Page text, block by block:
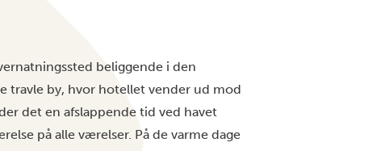
beliggende i den
travle by, hvor hotellet vender ud mod
det en afslappende tid ved havet
på alle værelser. På de varme dage